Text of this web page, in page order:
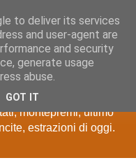
10 e lotto,
montepremi, ultimo
estrazioni di oggi.
to deliver its services
and user-agent are
and security
generate usage
abuse.
GOT IT